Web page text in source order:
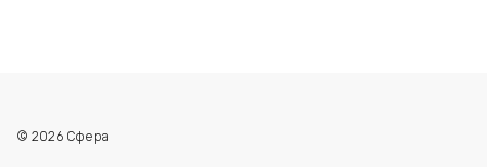
© 2026 Сфера